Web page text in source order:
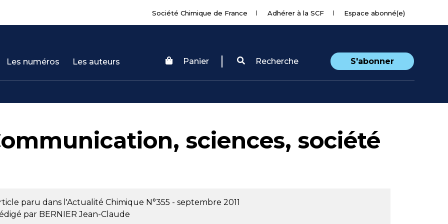
Société Chimique de France Adhérer à la SCF Espace abonné(e)
Les numéros Les auteurs Panier Recherche S'abonner
sciences, société
paru dans l'Actualité Chimique N°355 - septembre 2011
par BERNIER Jean-Claude